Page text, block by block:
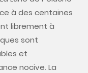
à des centaines
librement à
sont
et
nocive. La